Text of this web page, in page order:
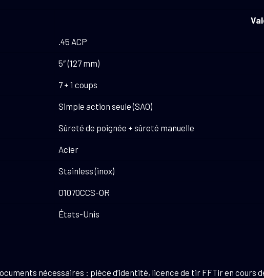
.45 ACP
5″ (127 mm)
7 + 1 coups
Simple action seule (SAO)
Sûreté de poignée + sûreté manuelle
Acier
Stainless (inox)
O1070CCS-OR
États-Unis
nécessaires : pièce d’identité, licence de tir FFTir en cours